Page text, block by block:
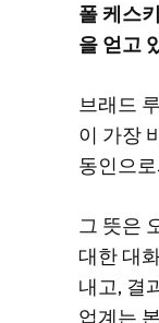
폴 케스
을 얻고
브래드
이 가장
동인으
그 뜻은
대한 대
내고, 결
업계는